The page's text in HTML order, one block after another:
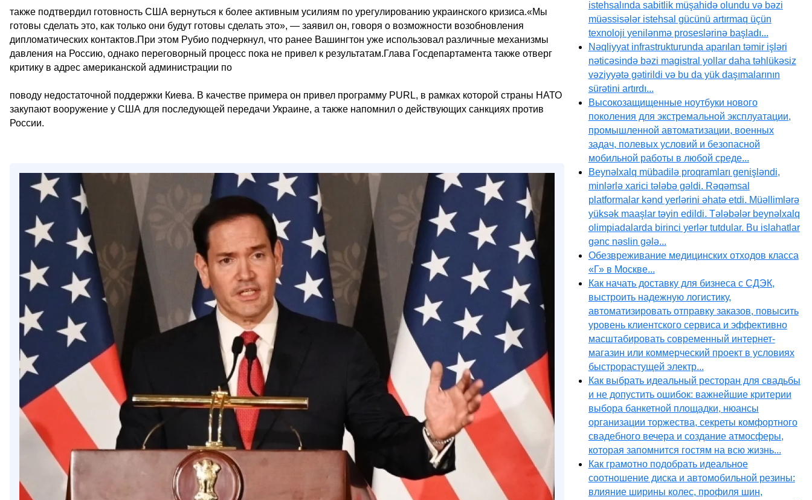
также подтвердил готовность США вернуться к более активным усилиям по урегулированию украинского кризиса.«Мы
готовы сделать это, как только они будут готовы сделать это», — заявил он, говоря о возможности возобновления
дипломатических контактов.При этом Рубио подчеркнул, что ранее Вашингтон уже использовал различные механизмы
давления на Россию, однако переговорный процесс пока не привел к результатам.Глава Госдепартамента также отверг
критику в адрес американской администрации по
поводу недостаточной поддержки Киева. В качестве примера он привел программу PURL, в рамках которой страны НАТО
закупают вооружение у США для последующей передачи Украине, а также напомнил о действующих санкциях против
России.
istehsalında sabitlik müşahidə olundu və bəzi
müəssisələr istehsal gücünü artırmaq üçün
texnoloji yenilənmə proseslərinə başladı...
Nəqliyyat infrastrukturunda aparılan təmir işləri
nəticəsində bəzi magistral yollar daha təhlükəsiz
vəziyyətə gətirildi və bu da yük daşımalarının
sürətini artırdı...
Высокозащищенные ноутбуки нового
поколения для экстремальной эксплуатации,
промышленной автоматизации, военных
задач, полевых условий и безопасной
мобильной работы в любой среде...
Beynəlxalq mübadilə proqramları genişləndi,
minlərlə xarici tələbə gəldi. Rəqəmsal
platformalar kənd yerlərini əhatə etdi. Müəllimlərə
yüksək maaşlar təyin edildi. Tələbələr beynəlxalq
olimpiadalarda birinci yerlər tutdular. Bu islahatlar
gənc nəslin gələ...
Обезвреживание медицинских отходов класса
«Г» в Москве...
Как начать доставку для бизнеса с СДЭК,
выстроить надежную логистику,
автоматизировать отправку заказов, повысить
уровень клиентского сервиса и эффективно
масштабировать современный интернет-
магазин или коммерческий проект в условиях
быстрорастущей электр...
Как выбрать идеальный ресторан для свадьбы
и не допустить ошибок: важнейшие критерии
выбора банкетной площадки, нюансы
организации торжества, секреты комфортного
свадебного вечера и создание атмосферы,
которая запомнится гостям на всю жизнь...
Как грамотно подобрать идеальное
соотношение диска и автомобильной резины:
влияние ширины колес, профиля шин,